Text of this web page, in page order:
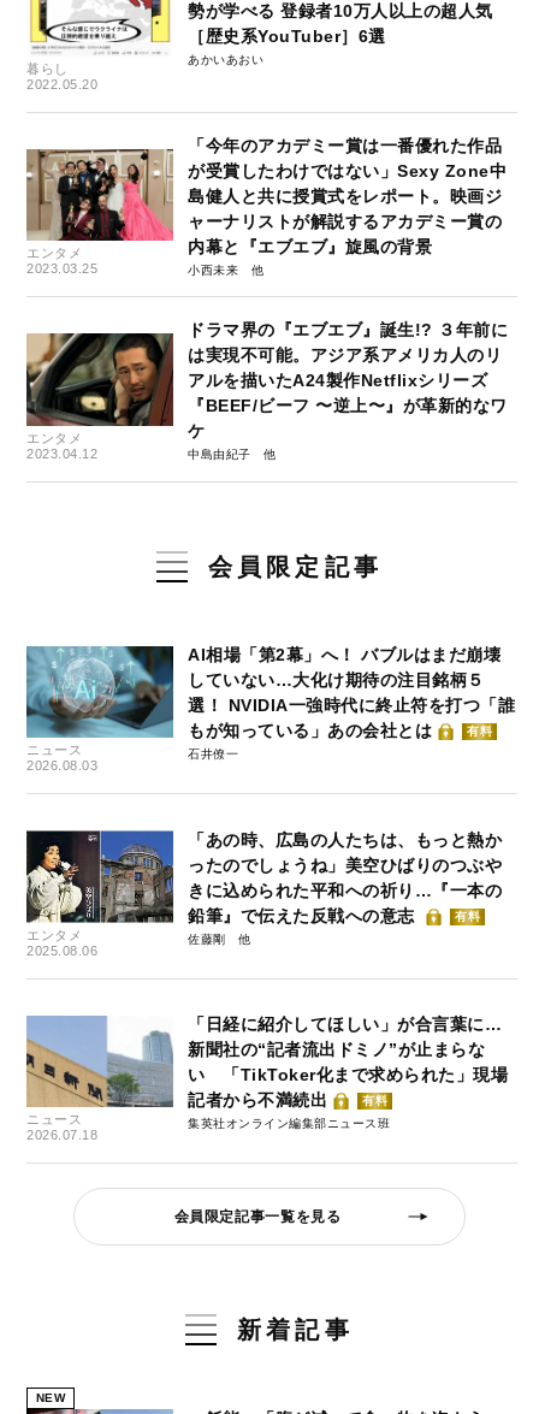
暮らし
2022.05.20
勢が学べる 登録者10万人以上の超人気
［歴史系YouTuber］6選
あかいあおい
エンタメ
2023.03.25
「今年のアカデミー賞は一番優れた作品
が受賞したわけではない」Sexy Zone中
島健人と共に授賞式をレポート。映画ジ
ャーナリストが解説するアカデミー賞の
内幕と『エブエブ』旋風の背景
小西未来
エンタメ
2023.04.12
ドラマ界の『エブエブ』誕生!? ３年前に
は実現不可能。アジア系アメリカ人のリ
アルを描いたA24製作Netflixシリーズ
『BEEF/ビーフ 〜逆上〜』が革新的なワ
ケ
中島由紀子
会員限定記事
ニュース
2026.08.03
AI相場「第2幕」へ！ バブルはまだ崩壊
していない…大化け期待の注目銘柄５
選！ NVIDIA一強時代に終止符を打つ「誰
もが知っている」あの会社とは
有料
石井僚一
エンタメ
2025.08.06
「あの時、広島の人たちは、もっと熱か
ったのでしょうね」美空ひばりのつぶや
きに込められた平和への祈り…『一本の
鉛筆』で伝えた反戦への意志
有料
佐藤剛
ニュース
2026.07.18
「日経に紹介してほしい」が合言葉に…
新聞社の“記者流出ドミノ”が止まらな
い 「TikToker化まで求められた」現場
記者から不満続出
有料
集英社オンライン編集部ニュース班
会員限定記事一覧を見る
新着記事
NEW